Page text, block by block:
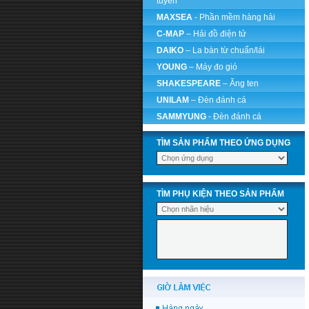
MAXSEA - Phần mềm hàng hải
C-MAP – Hải đồ điện tử
DAIKO – La bàn từ chuẩn/lái
YOUNG – Máy đo gió
SHAKESPEARE – Ăng ten
UNILAM – Đèn đánh cá
SAMMYUNG - Đèn đánh cá
TÌM SẢN PHẨM THEO ỨNG DỤNG
TÌM PHỤ KIỆN THEO SẢN PHẨM